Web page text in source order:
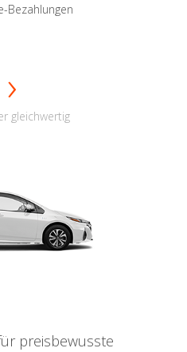
Bezahlungen
gleichwertig
preisbewusste